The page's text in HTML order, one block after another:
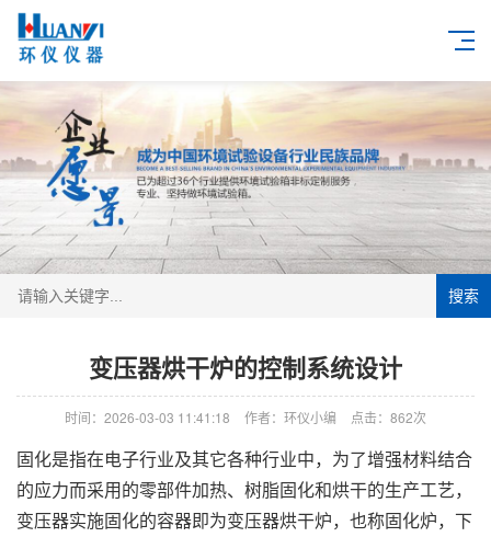
搜索
变压器烘干炉的控制系统设计
时间：2026-03-03 11:41:18 作者：环仪小编 点击： 862次
固化是指在电子行业及其它各种行业中，为了增强材料结合
的应力而采用的零部件加热、树脂固化和烘干的生产工艺，
变压器实施固化的容器即为变压器烘干炉，也称固化炉，下